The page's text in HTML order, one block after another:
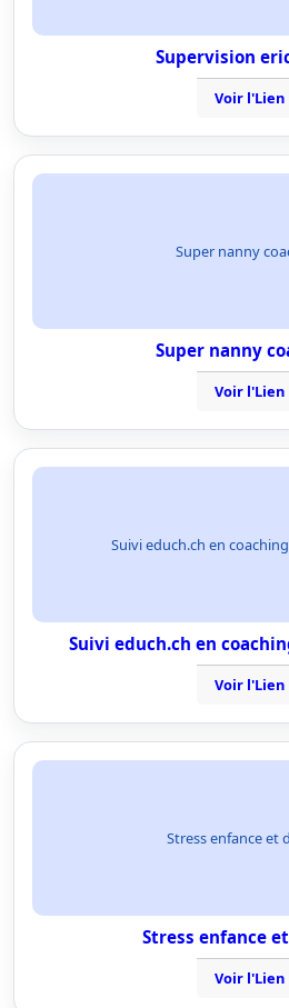
Supervision
Voir l'Lien
Super nanny
Super nanny
Voir l'Lien
Suivi educh.ch en
Suivi educh.ch en
Voir l'Lien
Stress enfance et
Stress enfance
Voir l'Lien